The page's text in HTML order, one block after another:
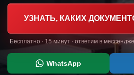
УЗНАТЬ, КАКИХ
Бесплатно · 15 минут · ответим в
WhatsApp